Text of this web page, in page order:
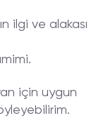
ilgi ve alakası
için uygun